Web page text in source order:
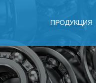
ПРОДУКЦИЯ